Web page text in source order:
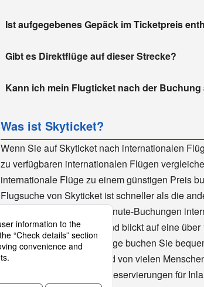
Ist aufgegebenes Gepäck im Ticketpreis
Gibt es Direktflüge auf dieser Strecke?
Kann ich mein Flugticket nach der
Was ist Skyticket?
Wenn Sie auf Skyticket nach internationalen
zu verfügbaren internationalen Flügen
internationale Flüge zu einem günstigen Preis
Flugsuche von Skyticket ist schneller als die
sich daher ideal für Last-Minute-Buchungen
der ganzen Welt genutzt und blickt auf eine
Flüge zurück. Günstige Flüge buchen Sie
heruntergeladen wurde und von vielen
akzeptiert Skyticket auch Reservierungen für